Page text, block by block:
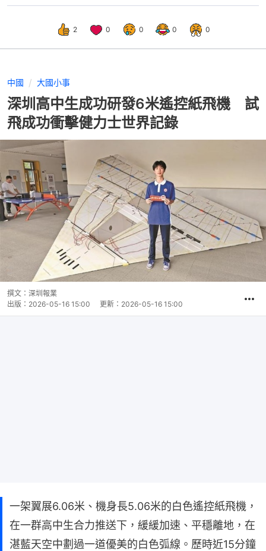
2 0 0 0 0
中國 大國小事
深圳高中生成功研發6米遙控紙飛機 試
飛成功衝擊健力士世界記錄
撰文： 深圳報業
出版： 2026-05-16 15:00 更新： 2026-05-16 15:00
一架翼展6.06米、機身長5.06米的白色遙控紙飛機，
在一群高中生合力推送下，緩緩加速、平穩離地，在
湛藍天空中劃過一道優美的白色弧線。歷時近15分鐘